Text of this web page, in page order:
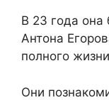
В 23 года она
Антона
полного
Они